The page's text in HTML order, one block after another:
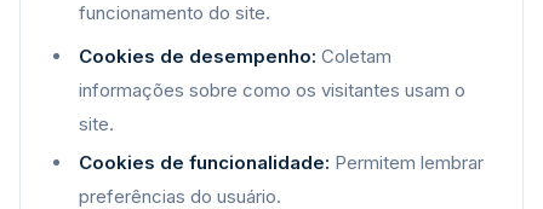
funcionamento do site.
Cookies de desempenho: Coletam
informações sobre como os visitantes usam o
site.
Cookies de funcionalidade: Permitem lembrar
preferências do usuário.